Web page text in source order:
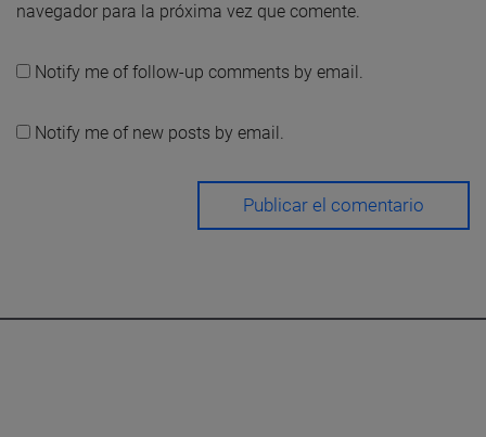
navegador para la próxima vez que comente.
Notify me of follow-up comments by email.
Notify me of new posts by email.